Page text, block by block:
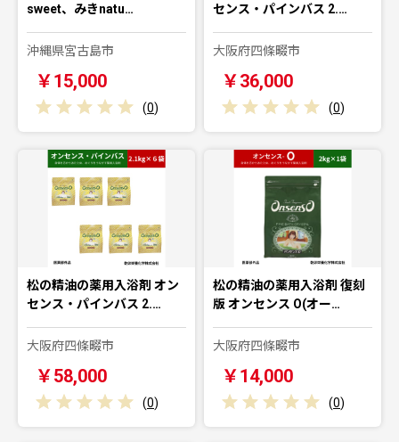
sweet、みきnatu…
沖縄県宮古島市
￥15,000
(0)
センス・パインバス 2.…
大阪府四條畷市
￥36,000
(0)
松の精油の薬用入浴剤 オン
センス・パインバス 2.…
大阪府四條畷市
￥58,000
(0)
松の精油の薬用入浴剤 復刻
版 オンセンス O(オー…
大阪府四條畷市
￥14,000
(0)